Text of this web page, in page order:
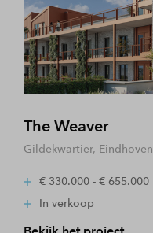
The Weaver
Gildekwartier, Eindhoven
€ 330.000 - € 655.000
In verkoop